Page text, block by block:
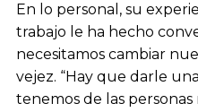
En lo personal, su
trabajo le ha hecho
necesitamos cambiar
vejez. “Hay que darle
tenemos de las personas